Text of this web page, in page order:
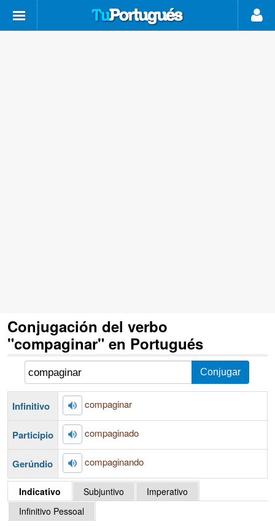
Conjugación del verbo
"compaginar" en Portugués
Infinitivo compaginar
Participio compaginado
Gerúndio compaginando
Indicativo Subjuntivo
Imperativo
Infinitivo Pessoal